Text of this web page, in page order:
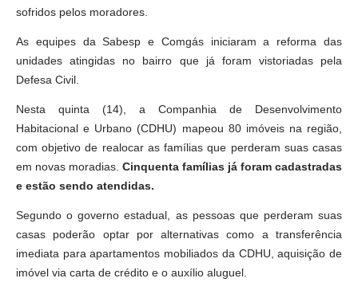
sofridos pelos moradores.
As equipes da Sabesp e Comgás iniciaram a reforma das
unidades atingidas no bairro que já foram vistoriadas pela
Defesa Civil.
Nesta quinta (14), a Companhia de Desenvolvimento
Habitacional e Urbano (CDHU) mapeou 80 imóveis na região,
com objetivo de realocar as famílias que perderam suas casas
em novas moradias. Cinquenta famílias já foram cadastradas
e estão sendo atendidas.
Segundo o governo estadual, as pessoas que perderam suas
casas poderão optar por alternativas como a transferência
imediata para apartamentos mobiliados da CDHU, aquisição de
imóvel via carta de crédito e o auxílio aluguel.